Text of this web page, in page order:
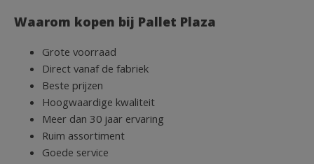
Waarom kopen bij Pallet Plaza
Grote voorraad
Direct vanaf de fabriek
Beste prijzen
Hoogwaardige kwaliteit
Meer dan 30 jaar ervaring
Ruim assortiment
Goede service